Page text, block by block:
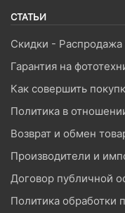
СТАТЬИ
Скидки -
Гарантия на
Как совершить
Политика в
Возврат и обмен
Производители и
Договор публичной
Политика обработки